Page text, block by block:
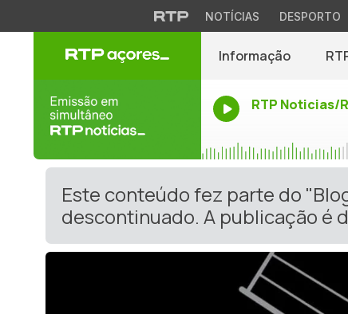
NOTÍCIAS DESPORTO
Informação
RTP Noticias/
Este conteúdo fez parte do
descontinuado. A publicação é